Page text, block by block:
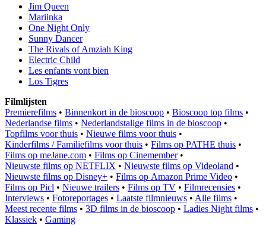
Jim Queen
Mariinka
One Night Only
Sunny Dancer
The Rivals of Amziah King
Electric Child
Les enfants vont bien
Los Tigres
Filmlijsten
Premierefilms • Binnenkort in de bioscoop • Bioscoop top films •
Nederlandse films • Nederlandstalige films in de bioscoop •
Topfilms voor thuis • Nieuwe films voor thuis •
Kinderfilms / Familiefilms voor thuis • Films op PATHE thuis •
Films op meJane.com • Films op Cinemember•
Nieuwste films op NETFLIX • Nieuwste films op Videoland •
Nieuwste films op Disney+ • Films op Amazon Prime Video •
Films op Picl • Nieuwe trailers • Films op TV • Filmrecensies •
Interviews • Fotoreportages • Laatste filmnieuws • Alle films •
Meest recente films • 3D films in de bioscoop • Ladies Night films •
Klassiek • Gaming